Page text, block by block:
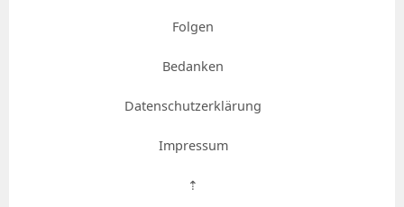
Folgen
Bedanken
Datenschutzerklärung
Impressum
⇡